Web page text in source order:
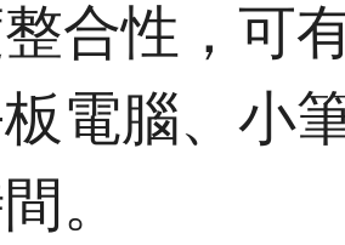
合性，可
電腦、小
。